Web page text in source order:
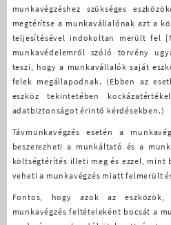
munkavégzéshez szükséges
megtérítse a munkavállalónak azt a
teljesítésével indokoltan merült fel
munkavédelemről szóló törvény
teszi, hogy a munkavállalók saját
felek megállapodnak. (Ebben az
eszköz tekintetében
adatbiztonságot érintő kérdésekben.)
Távmunkavégzés esetén a
beszerezheti a munkáltató és a
költségtérítés illeti meg és ezzel, mint
veheti a munkavégzés miatt felmerült
Fontos, hogy azok az
munkavégzés feltételeként bocsát a